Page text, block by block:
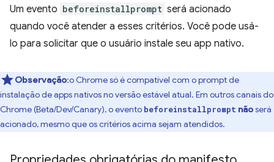
Um evento beforeinstallprompt será acionado
quando você atender a esses critérios. Você pode usá-
lo para solicitar que o usuário instale seu app nativo.
Observação:o Chrome só é compatível com o prompt de
instalação de apps nativos no versão estável atual. Em outros canais do
Chrome (Beta/Dev/Canary), o evento beforeinstallprompt nãoserá
acionado, mesmo que os critérios acima sejam atendidos.